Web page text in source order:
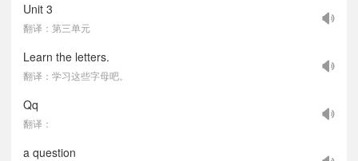
Unit 3
翻译：第三单元
Learn the letters.
翻译：学习这些字母吧。
Qq
翻译：
a question